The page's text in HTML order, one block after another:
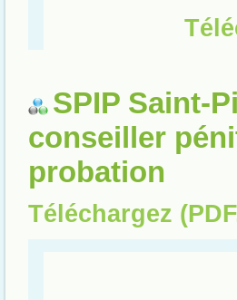
SPIP Saint-
conseiller
probation
Téléchargez